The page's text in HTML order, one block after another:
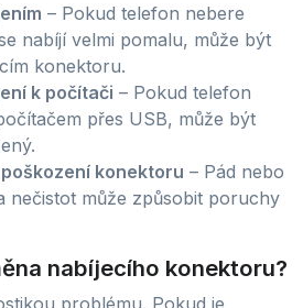
– Pokud telefon nebere
nabíjí velmi pomalu, může být
konektoru.
k počítači – Pokud telefon
přes USB, může být
konektoru – Pád nebo
nečistot může způsobit poruchy
nabíjecího konektoru?
problému. Pokud je